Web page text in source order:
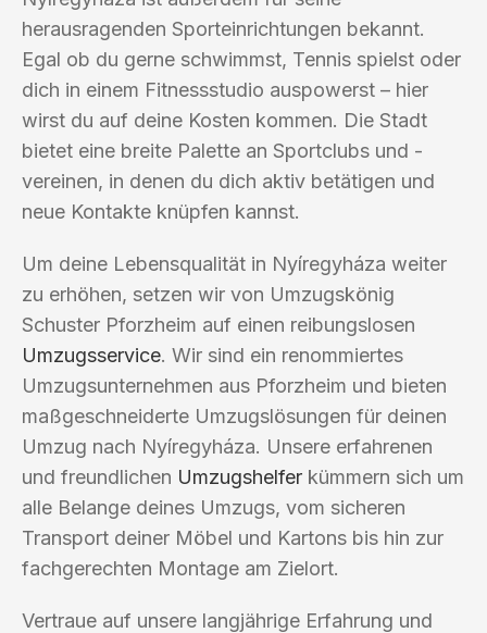
herausragenden Sporteinrichtungen bekannt.
Egal ob du gerne schwimmst, Tennis spielst oder
dich in einem Fitnessstudio auspowerst – hier
wirst du auf deine Kosten kommen. Die Stadt
bietet eine breite Palette an Sportclubs und -
vereinen, in denen du dich aktiv betätigen und
neue Kontakte knüpfen kannst.
Um deine Lebensqualität in Nyíregyháza weiter
zu erhöhen, setzen wir von Umzugskönig
Schuster Pforzheim auf einen reibungslosen
Umzugsservice. Wir sind ein renommiertes
Umzugsunternehmen aus Pforzheim und bieten
maßgeschneiderte Umzugslösungen für deinen
Umzug nach Nyíregyháza. Unsere erfahrenen
und freundlichen Umzugshelfer kümmern sich um
alle Belange deines Umzugs, vom sicheren
Transport deiner Möbel und Kartons bis hin zur
fachgerechten Montage am Zielort.
Vertraue auf unsere langjährige Erfahrung und